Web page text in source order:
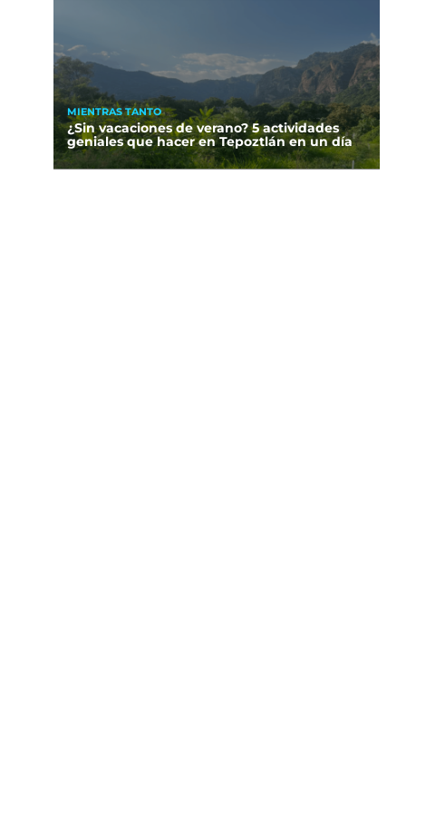
MIENTRAS TANTO
¿Sin vacaciones de verano? 5 actividades
geniales que hacer en Tepoztlán en un día